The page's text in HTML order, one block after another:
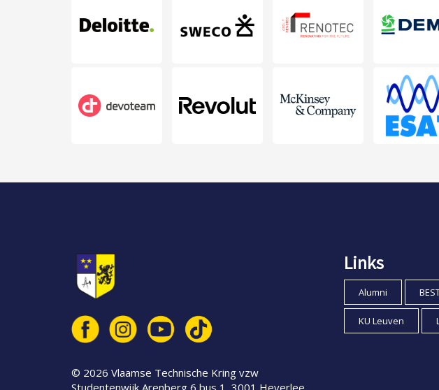
Links
Alumni
KU Leuven
© 2026 Vlaamse Technische Kring vzw
Studentenwijk Arenberg 6 bus 1, 3001 Heverlee